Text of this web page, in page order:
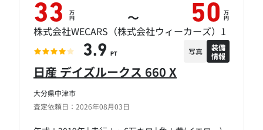
大分県中津市
査定依頼日：2026年08月03日
日産 デイズルークス 660 X
33 万
円 ～ 50 万
円
株式会社WECARS（株式会社ウィーカーズ）1
3.9 PT 写真
装備
情報